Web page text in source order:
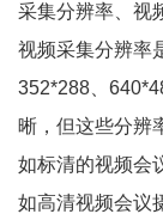
采集分辨率、视
视频采集分辨率
352*288
晰，但这些分辨
如标清的视频会
如高清视频会议